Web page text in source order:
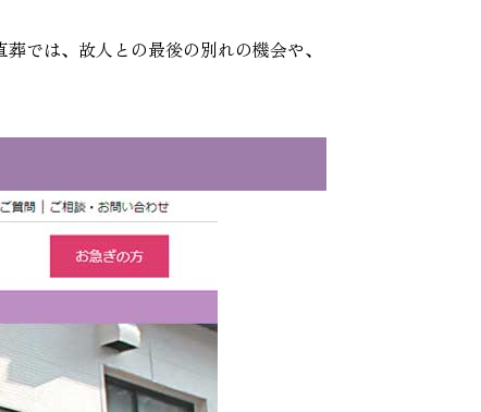
では、故人との最後の別れの機会や、